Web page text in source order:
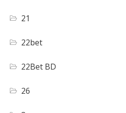
21
22bet
22Bet BD
26